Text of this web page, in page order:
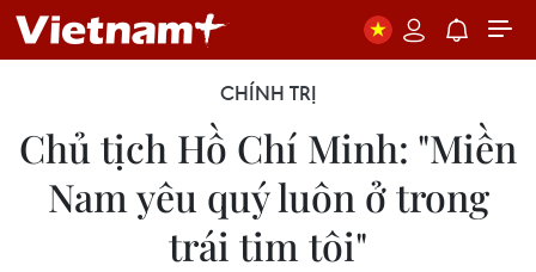
CHÍNH TRỊ
Chủ tịch Hồ Chí Minh: "Miền
Nam yêu quý luôn ở trong
trái tim tôi"